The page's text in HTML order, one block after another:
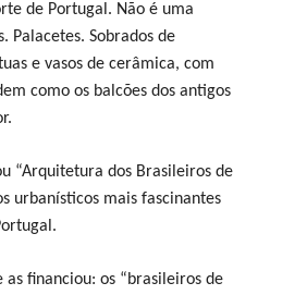
de Portugal. Não é uma
Palacetes. Sobrados de
e vasos de cerâmica, com
como os balcões dos antigos
“Arquitetura dos Brasileiros de
urbanísticos mais fascinantes
financiou: os “brasileiros de